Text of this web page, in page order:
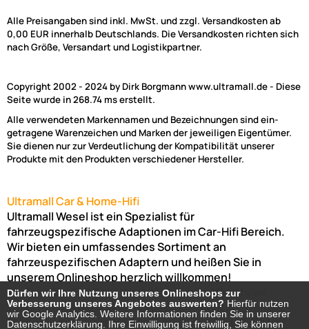
Alle Preisangaben sind inkl. MwSt. und zzgl. Versandkosten ab
0,00 EUR innerhalb Deutschlands. Die Versandkosten richten sich
nach Größe, Versandart und Logistikpartner.
Copyright 2002 - 2024 by Dirk Borgmann www.ultramall.de - Diese
Seite wurde in 268.74 ms erstellt.
Alle verwendeten Markennamen und Bezeichnungen sind ein-
getragene Warenzeichen und Marken der jeweiligen Eigentümer.
Sie dienen nur zur Verdeutlichung der Kompatibilität unserer
Produkte mit den Produkten verschiedener Hersteller.
Ultramall Car & Home-Hifi
Ultramall Wesel ist ein Spezialist für
fahrzeugspezifische Adaptionen im Car-Hifi Bereich.
Wir bieten ein umfassendes Sortiment an
fahrzeuspezifischen Adaptern und heißen Sie in
unserem Onlineshop herzlich willkommen!
Venloer Str. 6a46487 WeselNordrhein-Westfalen
Telefon:02803-803456Bürozeiten: Montag-Freitag:
(Abholung nur nach Vereinbarung möglich!)8:00 Uhr -
Dürfen wir Ihre Nutzung unseres Onlineshops zur
Verbesserung unseres Angebotes auswerten? Hierfür nutzen
wir Google Analytics. Weitere Informationen finden Sie in unserer
Datenschutzerklärung. Ihre Einwilligung ist freiwillig, Sie können
Dürfen wir Ihre Nutzung unseres Onlineshops zur
Verbesserung unseres Angebotes auswerten? Hierfür nutzen
wir Google Analytics. Weitere Informationen finden Sie in unserer
Datenschutzerklärung. Ihre Einwilligung ist freiwillig, Sie können